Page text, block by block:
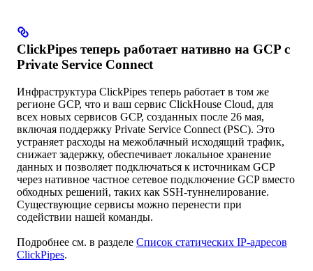
ClickPipes теперь работает нативно на GCP с
Private Service Connect
Инфраструктура ClickPipes теперь работает в том же
регионе GCP, что и ваш сервис ClickHouse Cloud, для
всех новых сервисов GCP, созданных после 26 мая,
включая поддержку Private Service Connect (PSC). Это
устраняет расходы на межоблачный исходящий трафик,
снижает задержку, обеспечивает локальное хранение
данных и позволяет подключаться к источникам GCP
через нативное частное сетевое подключение GCP вместо
обходных решений, таких как SSH-туннелирование.
Существующие сервисы можно перенести при
содействии нашей команды.
Подробнее см. в разделе Список статических IP-адресов
ClickPipes.